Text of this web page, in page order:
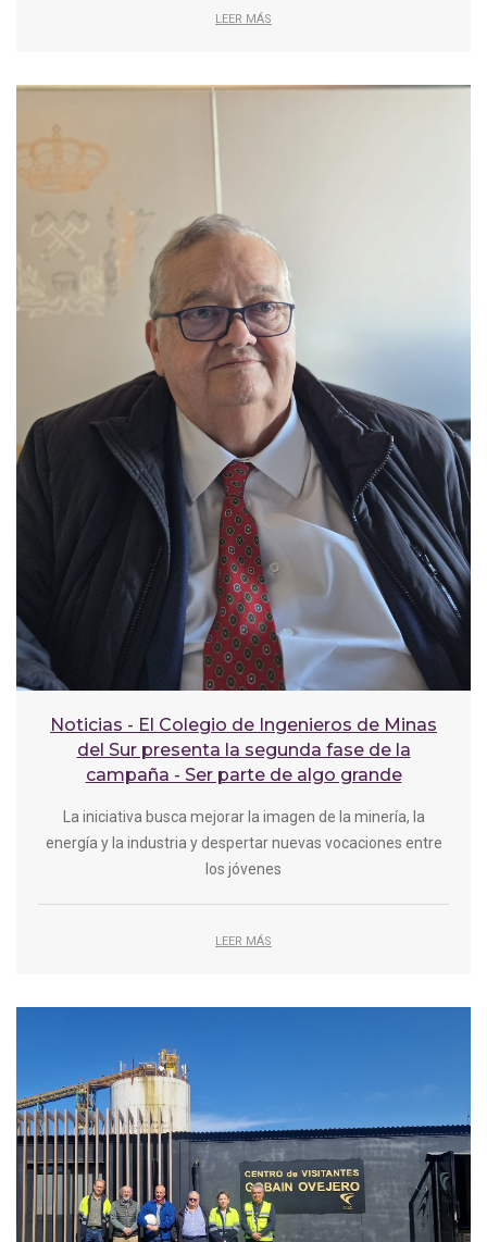
LEER MÁS
Noticias - El Colegio de Ingenieros de Minas
del Sur presenta la segunda fase de la
campaña - Ser parte de algo grande
La iniciativa busca mejorar la imagen de la minería, la
energía y la industria y despertar nuevas vocaciones entre
los jóvenes
LEER MÁS